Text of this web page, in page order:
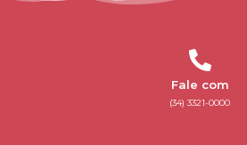
Fale com
(34) 3321-0000